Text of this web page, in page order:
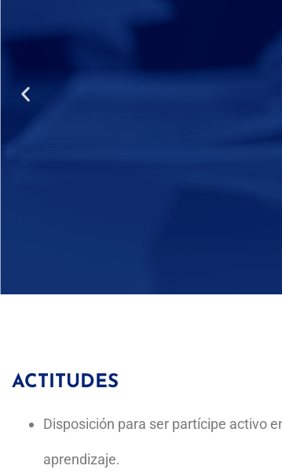
desarrollo de la
ACTITUDES
Disposición para ser partícipe activo
aprendizaje.